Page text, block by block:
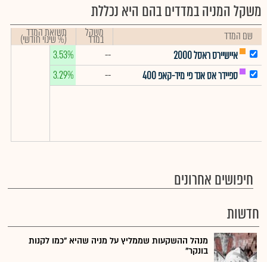
משקל המניה במדדים בהם היא נכללת
שם המדד משקל
במדד תשואת המדד
(% שינוי חודשי)
איישיירס ראסל 2000
--
3.53%
ספיידר אס אנד פי מיד-קאפ 400
--
3.29%
חיפושים אחרונים
חדשות
מנהל ההשקעות שממליץ על מניה שהיא "כמו לקנות
בונקר"